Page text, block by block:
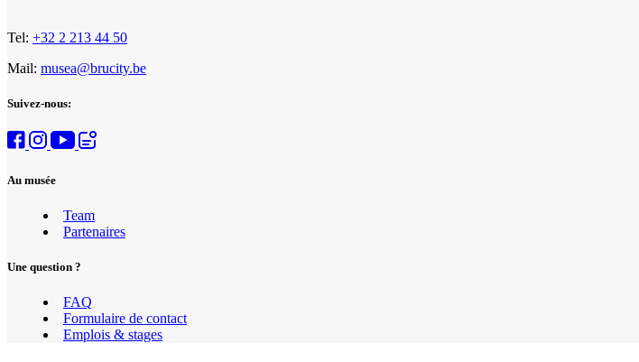
Tel: +32 2 213 44 50
Mail: musea@brucity.be
Suivez-nous:
Au musée
Team
Partenaires
Une question ?
FAQ
Formulaire de contact
Emplois & stages